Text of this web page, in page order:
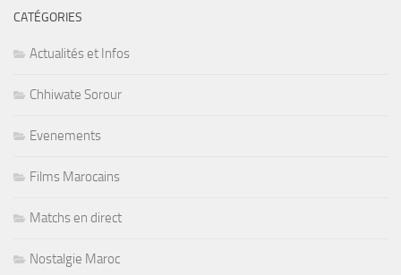
CATÉGORIES
Actualités et Infos
Chhiwate Sorour
Evenements
Films Marocains
Matchs en direct
Nostalgie Maroc